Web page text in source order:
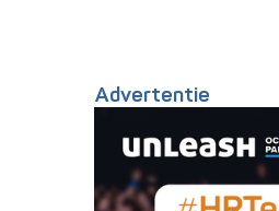
Advertentie